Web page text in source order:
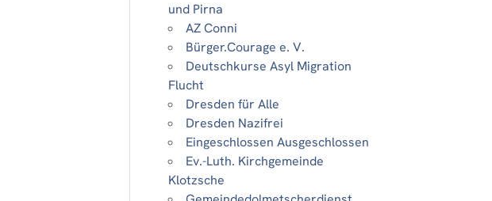
und Pirna
AZ Conni
Bürger.Courage e. V.
Deutschkurse Asyl Migration
Flucht
Dresden für Alle
Dresden Nazifrei
Eingeschlossen Ausgeschlossen
Ev.-Luth. Kirchgemeinde
Klotzsche